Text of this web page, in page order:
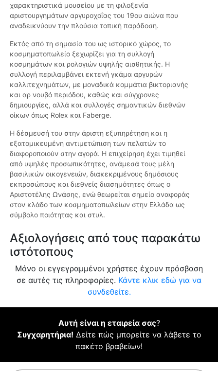
χαρακτηριστικά μουσείου με τη φιλοξενία
αριστουργημάτων αργυροχοΐας του 19ου αιώνα που
αναδεικνύουν την πλούσια τοπική παράδοση.
Εκτός από τη σημασία του ως ιστορικό χώρος, το
κοσμηματοπωλείο ξεχωρίζει για τη συλλογή
κοσμημάτων και ρολογιών υψηλής αισθητικής. Η
συλλογή περιλαμβάνει εκτενή γκάμα αργυρών
καλλιτεχνημάτων, με μοναδικά κομμάτια βικτοριανής
και αρ νουβό περιόδου, καθώς και σύγχρονες
δημιουργίες, αλλά και συλλογές σημαντικών διεθνών
οίκων όπως Rolex και Faberge.
Η δέσμευσή του στην άριστη εξυπηρέτηση και η
εξατομικευμένη αντιμετώπιση των πελατών το
διαφοροποιούν στην αγορά. Η επιχείρηση έχει τιμηθεί
από υψηλές προσωπικότητες, ανάμεσά τους μέλη
βασιλικών οικογενειών, διακεκριμένους δημόσιους
εκπροσώπους και διεθνείς διασημότητες όπως ο
Αριστοτέλης Ωνάσης, ενώ θεωρείται σημείο αναφοράς
στον κλάδο των κοσμηματοπωλείων στην Ελλάδα ως
σύμβολο ποιότητας και στυλ.
Αξιολογήσεις από τους παρακάτω
ιστότοπους
Μόνο οι εγγεγραμμένοι χρήστες έχουν πρόσβαση
σε αυτές τις πληροφορίες. Κάντε κλικ εδώ για να
συνδεθείτε.
Αυτή είναι η εταιρεία σας?
Συγχαρητήρια! Δείτε πώς μπορείτε να λάβετε το
πακέτο βραβείων!